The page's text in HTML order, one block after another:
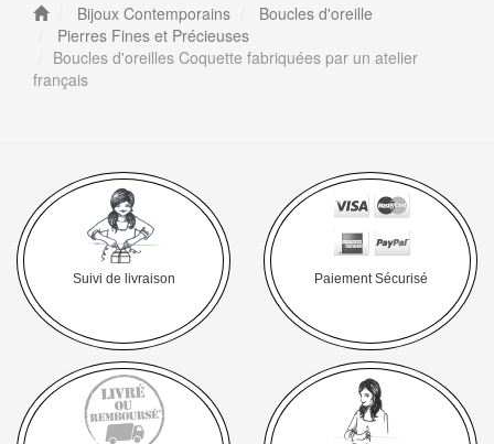
Bijoux Contemporains
Boucles d'oreille
Pierres Fines et Précieuses
Boucles d'oreilles Coquette fabriquées par un atelier
français
Suivi de livraison Paiement Sécurisé